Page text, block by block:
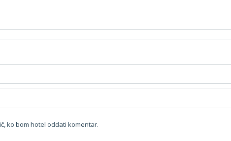
ko bom hotel oddati komentar.